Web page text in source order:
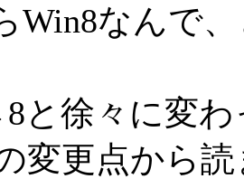
Win8なんで
徐々に変わ
変更点から